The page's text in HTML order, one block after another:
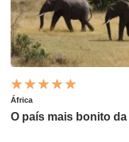
África
O país mais bonito